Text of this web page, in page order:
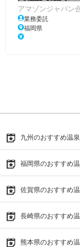
アマゾンジャパン
業務委託
福岡県
九州のおすすめ温
福岡県のおすすめ
佐賀県のおすすめ
長崎県のおすすめ
熊本県のおすすめ